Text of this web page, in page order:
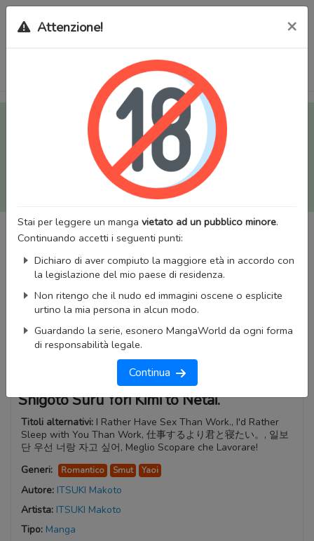
Tutti i Doujinshi e Manga per adulti (+18) sono stati trasferiti
sul nostro nuovo sito (
mangaworldadult.net
); invece, per i
Manga classici, puoi utilizzare
MangaWorld
Potrai effettuare illogincon il tuo account di MangaWorld
tutti i dati sono condivisi tra i due siti,
perderai alcun dato, inclusi bookmarks e premium
Attenzione! ×
Stai per leggere un manga vietato ad un pubblico minore.
Continuando accetti i seguenti punti:
Dichiaro di aver compiuto la maggiore età in accordo con
la legislazione del mio paese di residenza.
Non ritengo che il nudo ed immagini oscene o esplicite
urtino la mia persona in alcun modo.
Guardando la serie, esonero MangaWorld da ogni forma
di responsabilità legale.
Continua
Shigoto Suru Yori Kimi to Netai.
Titoli alternativi: I Rather Have Sex Than Work., I'd Rather
Sleep with You Than Work, 仕事するより君と寝たい。, 일보
단 우선 너랑 자고 싶어, Meglio Scopare che Lavorare!
Generi:
Romantico Smut Yaoi
Autore: ITSUKI Makoto
Artista: ITSUKI Makoto
Tipo: Manga